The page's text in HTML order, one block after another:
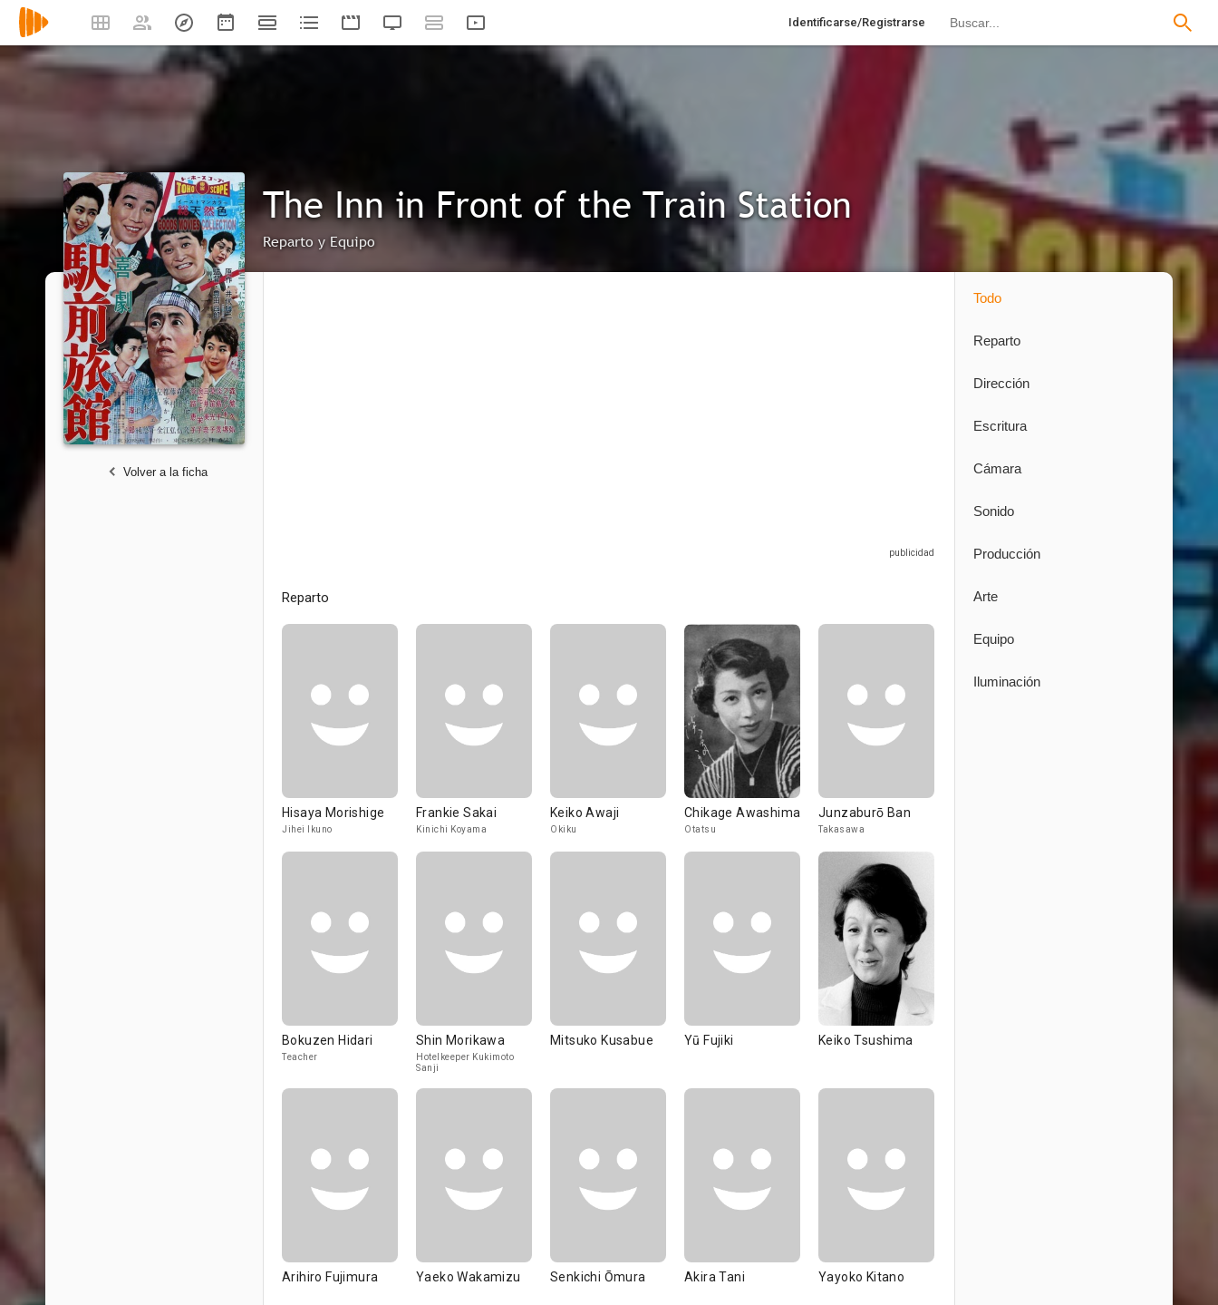
Identificarse/Registrarse
The Inn in Front of the Train Station
Reparto y Equipo
Volver a la ficha
Reparto
Hisaya Morishige
Jihei Ikuno
Frankie Sakai
Kinichi Koyama
Keiko Awaji
Okiku
Chikage Awashima
Otatsu
Junzaburō Ban
Takasawa
Bokuzen Hidari
Teacher
Shin Morikawa
Hotelkeeper Kukimoto
Sanji
Mitsuko Kusabue Yū Fujiki Keiko Tsushima
Arihiro Fujimura Yaeko Wakamizu Senkichi Ōmura Akira Tani Yayoko Kitano
Todo
Reparto
Dirección
Escritura
Cámara
Sonido
Producción
Arte
Equipo
Iluminación